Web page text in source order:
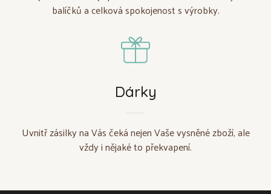
balíčků a celková spokojenost s výrobky.
Dárky
Uvnitř zásilky na Vás čeká nejen Vaše vysněné zboží, ale
vždy i nějaké to překvapení.